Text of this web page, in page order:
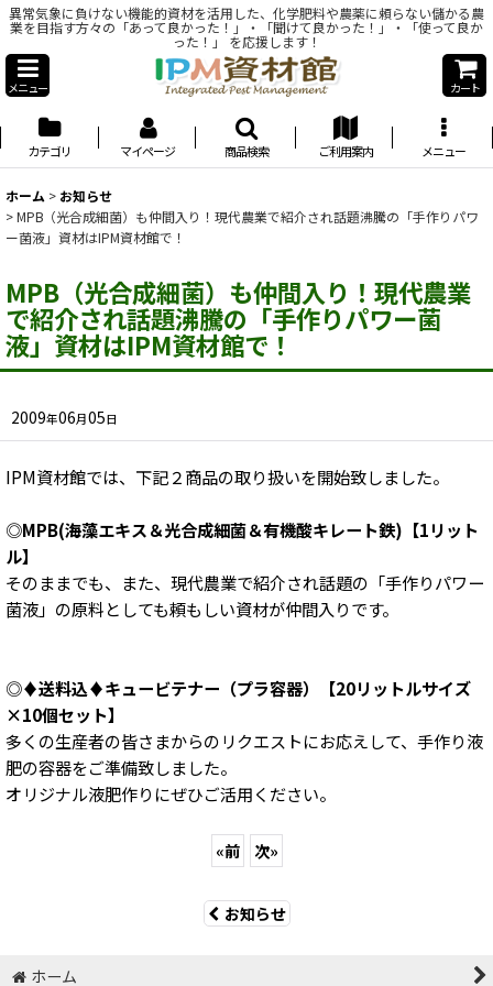
異常気象に負けない機能的資材を活用した、化学肥料や農薬に頼らない儲かる農
業を目指す方々の「あって良かった！」・「聞けて良かった！」・「使って良か
った！」 を応援します！
メニュー カート
カテゴリ マイページ 商品検索 ご利用案内 メニュー
ホーム > お知らせ
>MPB（光合成細菌）も仲間入り！現代農業で紹介され話題沸騰の「手作りパワ
ー菌液」資材はIPM資材館で！
MPB（光合成細菌）も仲間入り！現代農業
で紹介され話題沸騰の「手作りパワー菌
液」資材はIPM資材館で！
2009年06月05日
IPM資材館では、下記２商品の取り扱いを開始致しました。
◎MPB(海藻エキス＆光合成細菌＆有機酸キレート鉄)【1リット
ル】
そのままでも、また、現代農業で紹介され話題の「手作りパワー
菌液」の原料としても頼もしい資材が仲間入りです。
◎♦送料込♦キュービテナー（プラ容器）【20リットルサイズ
×10個セット】
多くの生産者の皆さまからのリクエストにお応えして、手作り液
肥の容器をご準備致しました。
オリジナル液肥作りにぜひご活用ください。
«前 次»
お知らせ
ホーム